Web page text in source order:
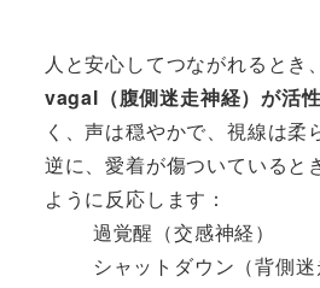
人と安心してつながれるとき、
vagal（腹側迷走神経）が活
く、声は穏やかで、視線は柔
逆に、愛着が傷ついていると
ように反応します：
過覚醒（交感神経）
シャットダウン（背側迷